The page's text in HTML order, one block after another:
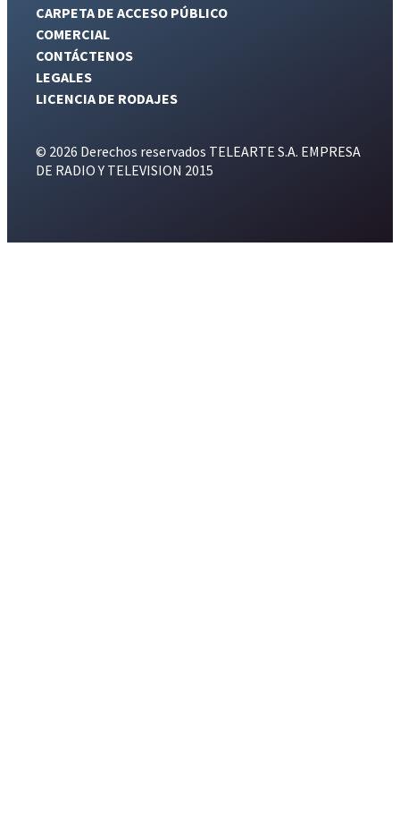
CARPETA DE ACCESO PÚBLICO
COMERCIAL
CONTÁCTENOS
LEGALES
LICENCIA DE RODAJES
© 2026 Derechos reservados TELEARTE S.A. EMPRESA
DE RADIO Y TELEVISION 2015